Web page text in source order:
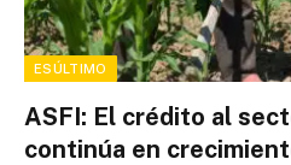
ESÚLTIMO
ASFI: El crédito al
continúa en